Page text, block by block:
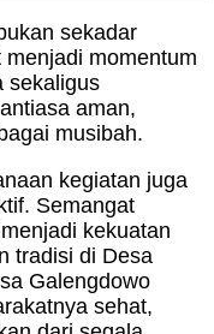
sekadar
momentum
sekaligus
aman,
musibah.
kegiatan juga
Semangat
kekuatan
tradisi di Desa
Galengdowo
sehat,